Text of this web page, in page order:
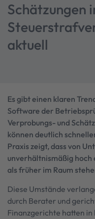
Schätzungen
aktuell
Es gibt einen klaren
Software der
Verprobungs- und
können deutlich
Praxis zeigt, dass von
unverhältnismäßig
als früher im Raum
Diese Umstände
durch Berater und
Finanzgerichte hatten